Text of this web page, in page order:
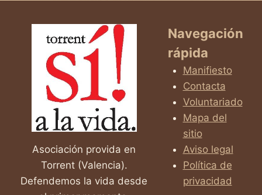
Asociación provida en
Torrent (Valencia).
Defendemos la vida desde
Navegación
rápida
Manifiesto
Contacta
Voluntariado
Mapa del
sitio
Aviso legal
Política de
privacidad